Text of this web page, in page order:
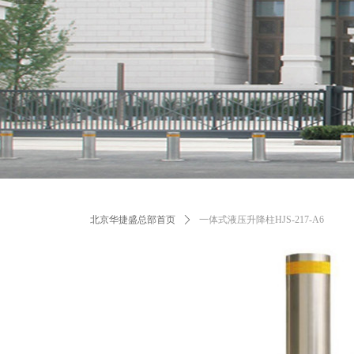
北京华捷盛总部首页 ꄲ 一体式液压升降柱HJS-217-A6